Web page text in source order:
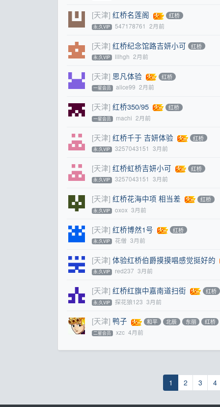
[天津] 红桥名莲阁 红桥
永.久VIP 547178761 2月前
[天津] 红桥纪念馆路吉妍小可 红桥
永.久VIP lllhgh 2月前
[天津] 思凡体验 红桥
一星会员 alice99 2月前
[天津] 红桥350/95 红桥
一星会员 machi 2月前
[天津] 红桥千于 吉妍体验 红桥
永.久VIP 3257043151 3月前
[天津] 红桥虹桥吉妍小可 红桥
永.久VIP 3257043151 3月前
[天津] 红桥花海中项 相当差 红桥
永.久VIP oxox 3月前
[天津] 红桥博然1号 红桥
永.久VIP 花僧 3月前
[天津] 体验红桥伯爵摸摸唱感觉挺好的
永.久VIP red237 3月前
[天津] 红桥红旗中嘉南道扫街 红桥
永.久VIP 探花狼123 3月前
[天津] 鸭子 和平 北辰 东丽 红桥
二星会员 xzc 4月前
1 2 3 4